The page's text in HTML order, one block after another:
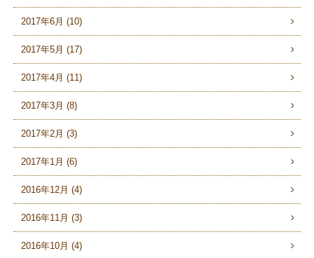
2017年6月 (10)
2017年5月 (17)
2017年4月 (11)
2017年3月 (8)
2017年2月 (3)
2017年1月 (6)
2016年12月 (4)
2016年11月 (3)
2016年10月 (4)